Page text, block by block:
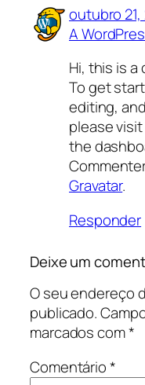
outubro 21,
A
Hi, this is a
To get
editing,
please
the
Gravatar.
Responder
Deixe um
O seu endereço
publicado.
marcados com*
Comentário*